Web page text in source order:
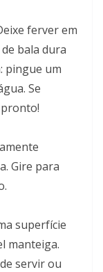
ferver em
bala dura
pingue um
Se
Gire para
superfície
manteiga.
servir ou